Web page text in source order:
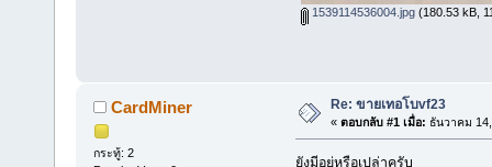
1539114536004.jpg(180.53 kB,
CardMiner
กระทู้: 2
Re: ขายเทอโบvf23
« ตอบกลับ #1 เมื่อ: ธันวาคม
ยังมีอยู่หรือเปล่าครับ